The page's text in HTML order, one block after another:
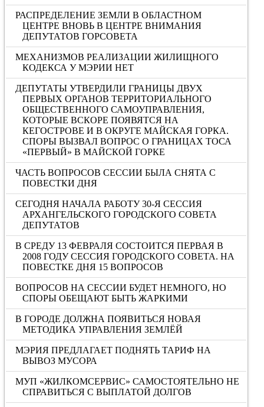
РАСПРЕДЕЛЕНИЕ ЗЕМЛИ В ОБЛАСТНОМ
ЦЕНТРЕ ВНОВЬ В ЦЕНТРЕ ВНИМАНИЯ
ДЕПУТАТОВ ГОРСОВЕТА
МЕХАНИЗМОВ РЕАЛИЗАЦИИ ЖИЛИЩНОГО
КОДЕКСА У МЭРИИ НЕТ
ДЕПУТАТЫ УТВЕРДИЛИ ГРАНИЦЫ ДВУХ
ПЕРВЫХ ОРГАНОВ ТЕРРИТОРИАЛЬНОГО
ОБЩЕСТВЕННОГО САМОУПРАВЛЕНИЯ,
КОТОРЫЕ ВСКОРЕ ПОЯВЯТСЯ НА
КЕГОСТРОВЕ И В ОКРУГЕ МАЙСКАЯ ГОРКА.
СПОРЫ ВЫЗВАЛ ВОПРОС О ГРАНИЦАХ ТОСА
«ПЕРВЫЙ» В МАЙСКОЙ ГОРКЕ
ЧАСТЬ ВОПРОСОВ СЕССИИ БЫЛА СНЯТА С
ПОВЕСТКИ ДНЯ
СЕГОДНЯ НАЧАЛА РАБОТУ 30-Я СЕССИЯ
АРХАНГЕЛЬСКОГО ГОРОДСКОГО СОВЕТА
ДЕПУТАТОВ
В СРЕДУ 13 ФЕВРАЛЯ СОСТОИТСЯ ПЕРВАЯ В
2008 ГОДУ СЕССИЯ ГОРОДСКОГО СОВЕТА. НА
ПОВЕСТКЕ ДНЯ 15 ВОПРОСОВ
ВОПРОСОВ НА СЕССИИ БУДЕТ НЕМНОГО, НО
СПОРЫ ОБЕЩАЮТ БЫТЬ ЖАРКИМИ
В ГОРОДЕ ДОЛЖНА ПОЯВИТЬСЯ НОВАЯ
МЕТОДИКА УПРАВЛЕНИЯ ЗЕМЛЁЙ
МЭРИЯ ПРЕДЛАГАЕТ ПОДНЯТЬ ТАРИФ НА
ВЫВОЗ МУСОРА
МУП «ЖИЛКОМСЕРВИС» САМОСТОЯТЕЛЬНО НЕ
СПРАВИТЬСЯ С ВЫПЛАТОЙ ДОЛГОВ